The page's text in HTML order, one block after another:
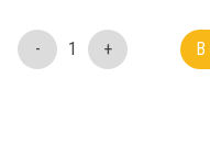
- 1 + В